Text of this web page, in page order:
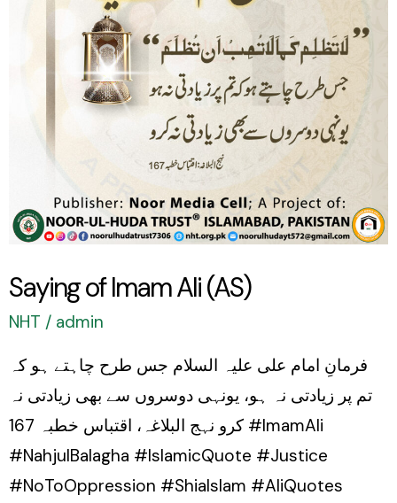
Saying of Imam Ali (AS)
NHT / admin
فرمانِ امام علی علیہ السلام جس طرح چاہتے ہو کہ
تم پر زیادتی نہ ہو، یونہی دوسروں سے بھی زیادتی نہ
کرو نہج البلاغہ، اقتباس خطبہ 167 #ImamAli
#NahjulBalagha #IslamicQuote #Justice
#NoToOppression #ShiaIslam #AliQuotes